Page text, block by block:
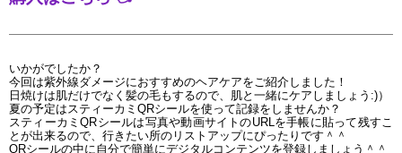
いかがでしたか？
今回は紫外線ダメージにおすすめのヘアケアをご紹介しました！
日焼けは肌だけでなく髪の毛もするので、肌と一緒にケアしましょう:)）
夏の予定はスティーカミQRシールを使って記録をしませんか？
スティーカミQRシールは写真や動画サイトのURLを手帳に貼って残すこ
とが出来るので、行きたい所のリストアップにぴったりです＾＾
QRシールの中に自分で簡単にデジタルコンテンツを登録しましょう＾＾